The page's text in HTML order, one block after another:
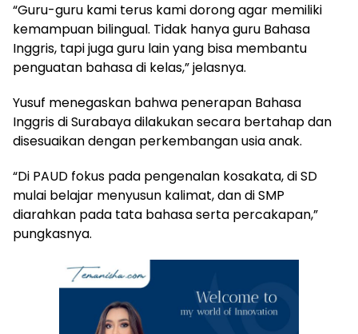
“Guru-guru kami terus kami dorong agar memiliki
kemampuan bilingual. Tidak hanya guru Bahasa
Inggris, tapi juga guru lain yang bisa membantu
penguatan bahasa di kelas,” jelasnya.
Yusuf menegaskan bahwa penerapan Bahasa
Inggris di Surabaya dilakukan secara bertahap dan
disesuaikan dengan perkembangan usia anak.
“Di PAUD fokus pada pengenalan kosakata, di SD
mulai belajar menyusun kalimat, dan di SMP
diarahkan pada tata bahasa serta percakapan,”
pungkasnya.